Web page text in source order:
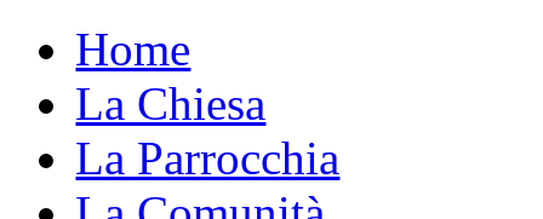
Home
La Chiesa
La Parrocchia